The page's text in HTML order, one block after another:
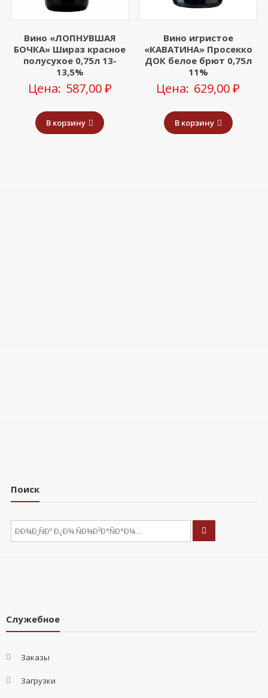
Вино «ЛОПНУВШАЯ
БОЧКА» Шираз красное
полусухое 0,75л 13-
13,5%
Цена: 587,00₽
В корзину
Вино игристое
«КАВАТИНА» Просекко
ДОК белое брют 0,75л
11%
Цена: 629,00₽
В корзину
Поиск
ÐÑÐºÐ°ÑÑ:
Служебное
Заказы
Загрузки